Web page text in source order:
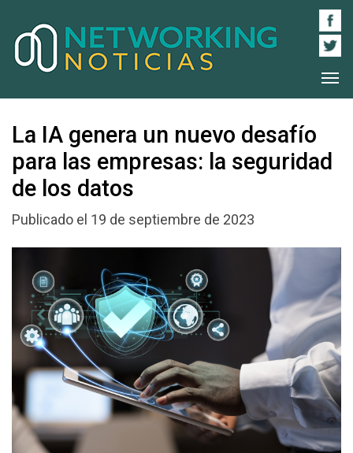
La IA genera un nuevo desafío
para las empresas: la seguridad
de los datos
Publicado el 19 de septiembre de 2023